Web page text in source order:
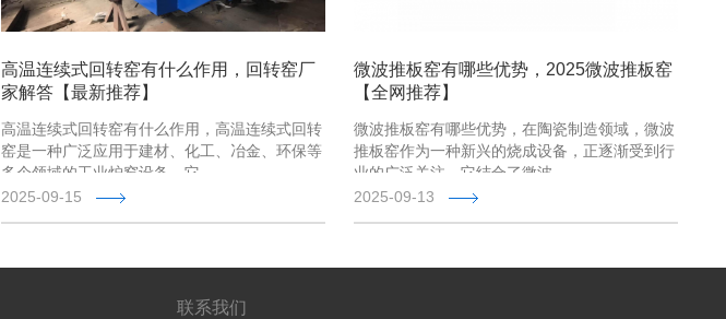
高温连续式回转窑有什么作用，回转窑厂
家解答【最新推荐】
高温连续式回转窑有什么作用，高温连续式回转
窑是一种广泛应用于建材、化工、冶金、环保等
多个领域的工业炉窑设备。它 …
2025-09-15
微波推板窑有哪些优势，2025微波推板窑
【全网推荐】
微波推板窑有哪些优势，在陶瓷制造领域，微波
推板窑作为一种新兴的烧成设备，正逐渐受到行
业的广泛关注。它结合了微波 …
2025-09-13
联系我们